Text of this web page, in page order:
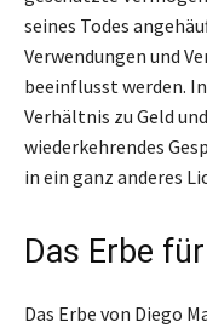
seines Todes
Verwendungen und
beeinflusst werden.
Verhältnis zu Geld
wiederkehrendes
in ein ganz anderes
Das Erbe
Das Erbe von Diego